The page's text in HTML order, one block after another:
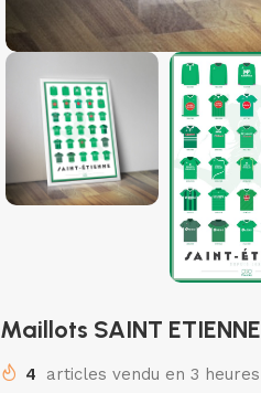
Maillots SAINT ETIENNE
4 articles vendu en 3 heures